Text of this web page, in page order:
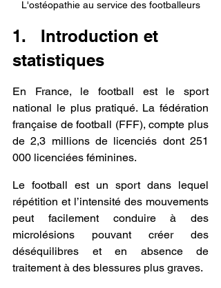
L'ostéopathie au service des footballeurs
1.   Introduction et
statistiques
En France, le football est le sport
national le plus pratiqué. La fédération
française de football (FFF), compte plus
de 2,3 millions de licenciés dont 251
000 licenciées féminines.
Le football est un sport dans lequel
répétition et l’intensité des mouvements
peut facilement conduire à des
microlésions pouvant créer des
déséquilibres et en absence de
traitement à des blessures plus graves.